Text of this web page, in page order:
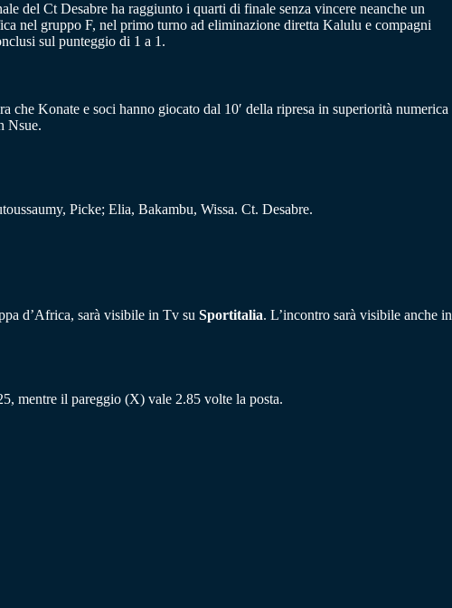
del Ct Desabre ha raggiunto i quarti di finale senza vincere neanche un
nel gruppo F, nel primo turno ad eliminazione diretta Kalulu e compagni
sul punteggio di 1 a 1.
Konate e soci hanno giocato dal 10′ della ripresa in superiorità numerica
Nsue.
Picke; Elia, Bakambu, Wissa. Ct. Desabre.
d’Africa, sarà visibile in Tv su Sportitalia. L’incontro sarà visibile anche in
mentre il pareggio (X) vale 2.85 volte la posta.